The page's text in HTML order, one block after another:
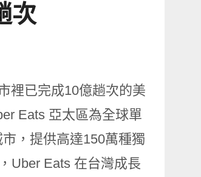
次
裡已完成10億趟次的美
Eats 亞太區為全球單
，提供高達150萬種獨
Uber Eats 在台灣成長